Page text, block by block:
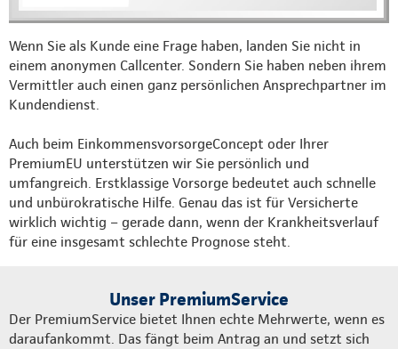
Wenn Sie als Kunde eine Frage haben, landen Sie nicht in
einem anonymen Callcenter. Sondern Sie haben neben ihrem
Vermittler auch einen ganz persönlichen Ansprechpartner im
Kundendienst.
Auch beim EinkommensvorsorgeConcept oder Ihrer
PremiumEU unterstützen wir Sie persönlich und
umfangreich. Erstklassige Vorsorge bedeutet auch schnelle
und unbürokratische Hilfe. Genau das ist für Versicherte
wirklich wichtig – gerade dann, wenn der Krankheitsverlauf
für eine insgesamt schlechte Prognose steht.
Unser PremiumService
Der PremiumService bietet Ihnen echte Mehrwerte, wenn es
daraufankommt. Das fängt beim Antrag an und setzt sich